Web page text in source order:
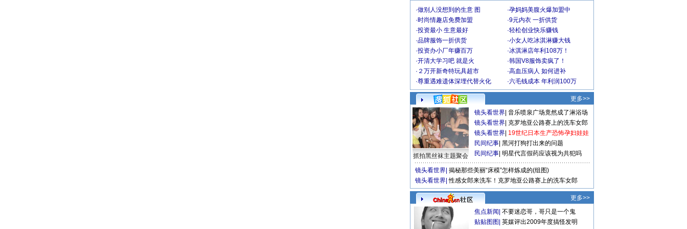
·做别人没想到的生意 图 ·孕妈妈美腹火爆加盟中
·时尚情趣店免费加盟 ·9元内衣 一折供货
·投资最小 生意最好 ·轻松创业快乐赚钱
·品牌服饰一折供货 ·小女人吃冰淇淋赚大钱
·投资办小厂年赚百万 ·冰淇淋店年利108万！
·开清大学习吧 就是火 ·韩国V8服饰卖疯了！
· ２万开新奇特玩具超市 ·高血压病人 如何进补
·尊重遇难遗体深埋代替火化 ·六毛钱成本 年利润100万
更多>>
抓拍黑丝袜主题聚会
镜头看世界 音乐喷泉广场竟然成了淋浴场
镜头看世界 克罗地亚公路赛上的洗车女郎
镜头看世界 19世纪日本生产恐怖孕妇娃娃
民间纪事 黑河打狗打出来的问题
民间纪事 明星代言假药应该视为共犯吗
镜头看世界 揭秘那些美丽“床模”怎样炼成的(组图)
镜头看世界 性感女郎来洗车！克罗地亚公路赛上的洗车女郎
更多>>
焦点新闻 不要迷恋哥，哥只是一个鬼
贴贴图图 英媒评出2009年度搞怪发明